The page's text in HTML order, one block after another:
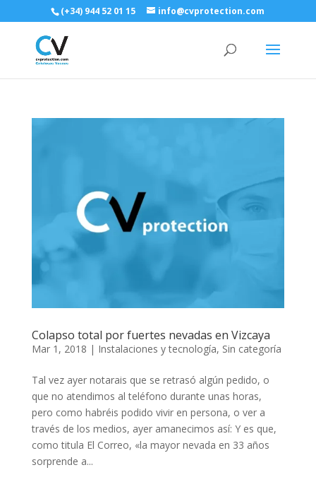
(+34) 944 52 01 15 info@cvprotection.com
Colapso total por fuertes nevadas en Vizcaya
Mar 1, 2018 | Instalaciones y tecnología, Sin categoría
Tal vez ayer notarais que se retrasó algún pedido, o
que no atendimos al teléfono durante unas horas,
pero como habréis podido vivir en persona, o ver a
través de los medios, ayer amanecimos así: Y es que,
como titula El Correo, «la mayor nevada en 33 años
sorprende a...